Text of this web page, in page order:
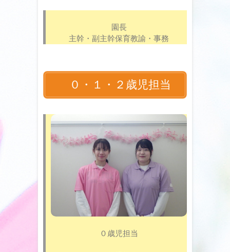
園長
主幹・副主幹保育教諭・事務
０・１・２歳児担当
０歳児担当